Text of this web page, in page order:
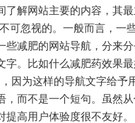
解网站主要的内容，其
可忽视的。一般而言，一
减肥的网站导航，分来分
。比如什么减肥药效果
因为这样的导航文字给予
而不是一个短句。虽然从
高用户体验度很不友好。